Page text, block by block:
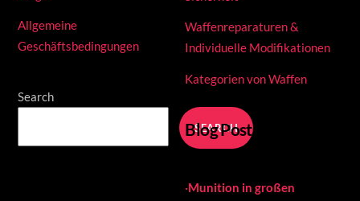
Allgemeine
Geschäftsbedingungen
Search
SEARCH
Waffenreparaturen &
Individuelle Modifikationen
Kategorien von Waffen
Blog Posts
·Munition in großen